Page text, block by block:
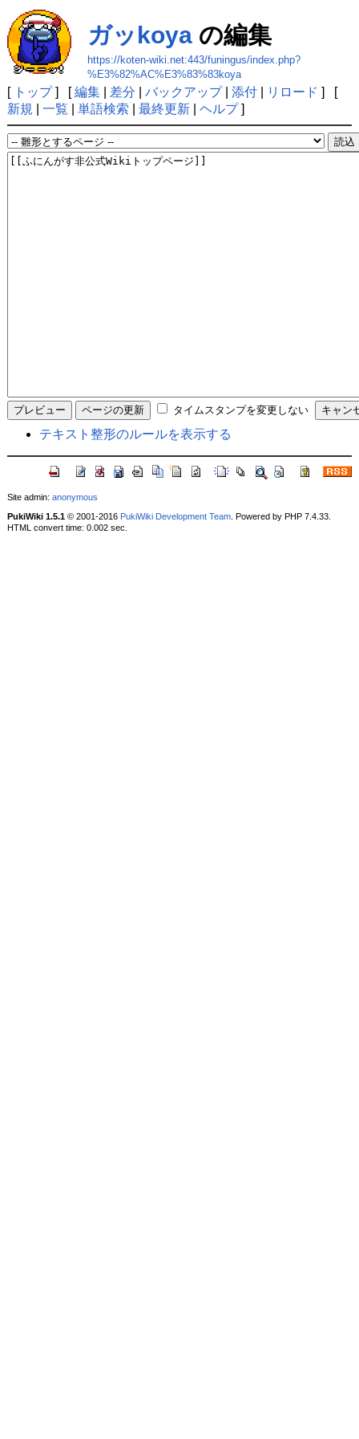
ガッkoyaの編集
https://koten-wiki.net:443/funingus/index.php?
%E3%82%AC%E3%83%83koya
[ トップ] [編集| 差分 バックアップ| 添付| リロード ] [
新規
一覧 単語検索 最終更新| ヘルプ]
タイムスタンプを変更しない
テキスト整形のルールを表示する
Site admin: anonymous
PukiWiki 1.5.1© 2001-2016 PukiWiki Development Team. Powered by PHP 7.4.33.
HTML convert time: 0.002 sec.